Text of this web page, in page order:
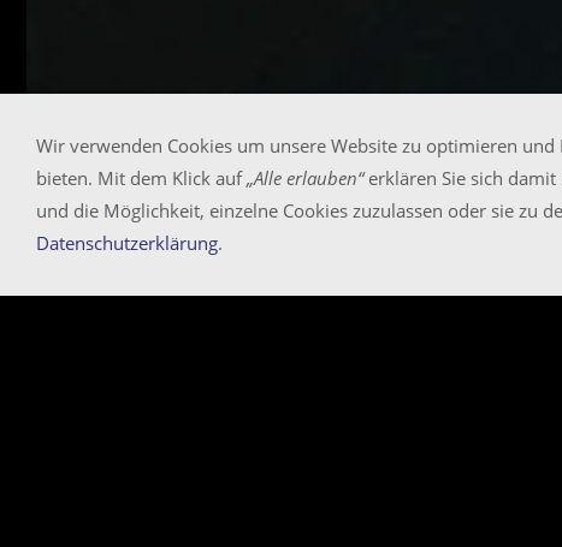
Wir verwenden Cookies um unsere Website zu optimieren und
bieten. Mit dem Klick auf„Alle erlauben“erklären Sie sich
und die Möglichkeit, einzelne Cookies zuzulassen oder sie zu
Datenschutzerklärung.